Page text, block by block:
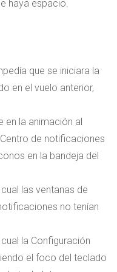
haya espacio.
que se iniciara la
en el vuelo anterior,
la animación al
de notificaciones
en la bandeja del
las ventanas de
no tenían
la Configuración
el foco del teclado